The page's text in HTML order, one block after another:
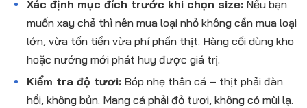
Xác định mục đích trước khi chọn size:Nếu bạn
muốn xay chả thì nên mua loại nhỏ không cần mua loại
lớn, vừa tốn tiền vừa phí phần thịt. Hàng cối dùng kho
hoặc nướng mới phát huy được giá trị.
Kiểm tra độ tươi:Bóp nhẹ thân cá – thịt phải đàn
hồi, không bủn. Mang cá phải đỏ tươi, không có mùi lạ.